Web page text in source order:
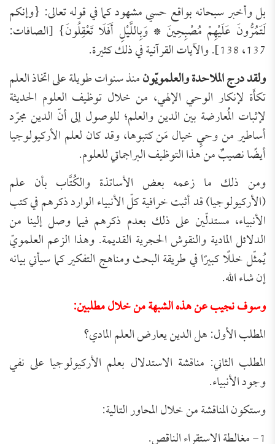
بل وأخبر سبحانه بواقع حسي مشهود كما في قوله تعالى: {وإنكم
لَتَمُرُّونَ عَلَيْهِمْ مُصْبِحِينَ * وَبِاللَّيْلِ أَفَلَا تَعْقِلُونَ} [الصافات:
137، 138]. والآيات القرآنية في ذلك كثيرة.
ولقد درج الملاحدة والعلمويّونمنذ سنوات طويلة على اتخاذ العلم
تكأَة لإنكار الوحي الإلهي، من خلال توظيف العلوم الحديثة
لإثبات المُعارضة بين الدين والعلم؛ للوصول إلى أنّ الدين مجرّد
أساطير من وحيِ خيال مَن كتبوها، وقد كان لعلم الأركيولوجيا
أيضًا نصيبٌ من هذا التوظيف البراجماتي للعلوم.
ومن ذلك ما زعمه بعض الأساتذة والكُتَّاب بأن علم
(الأركيولوجيا) قد أثبت خرافية كلّ الأنبياء الوارد ذكرهم في كتب
الأنبياء، مستدلّين على ذلك بعدم ذكرهم فيما وصل إلينا من
الدلائل المادية والنقوش الحجرية القديمة. وهذا الزعم العلمويّ
يُمثّل خللًا كبيرًا في طريقة البحث ومناهج التفكير كما سيأتي بيانه
إن شاء الله.
وسوف نجيب عن هذه الشبهة من خلال مطلبين:
المطلب الأول: هل الدين يعارض العلم المادي؟
المطلب الثاني: مناقشة الاستدلال بعلم الأركيولوجيا على نفي
وجود الأنبياء.
وستكون المناقشة من خلال المحاور التالية: